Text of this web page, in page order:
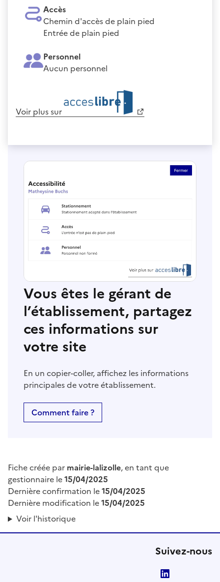
Accès
Chemin d'accès de plain pied
Entrée de plain pied
Personnel
Aucun personnel
Voir plus sur
Vous êtes le gérant de
l’établissement, partagez
ces informations sur
votre site
En un copier-coller, affichez les informations
principales de votre établissement.
Comment faire ?
Fiche créée par mairie-lalizolle, en tant que
gestionnaire le15/04/2025
Dernière confirmation le15/04/2025
Dernière modification le15/04/2025
Voir l'historique
Suivez-nous